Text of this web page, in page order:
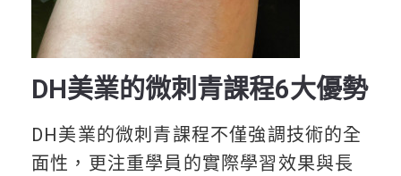
DH美業的微刺青課程6大優勢
DH美業的微刺青課程不僅強調技術的全
面性，更注重學員的實際學習效果與長